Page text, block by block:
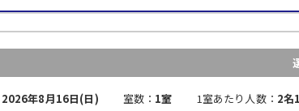
2026年8月16日(日) 室数： 1室 1室あたり人数： 2名